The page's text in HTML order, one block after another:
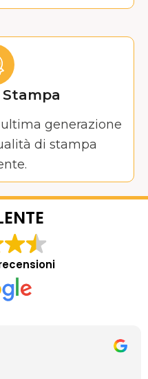
generazione
di stampa